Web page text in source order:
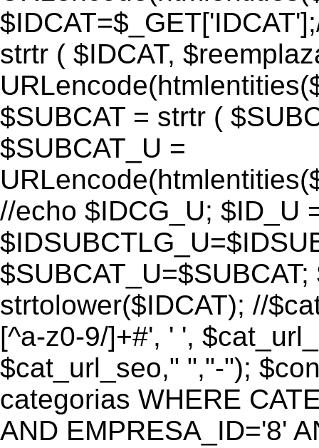
strtr ( $IDCAT,
$SUBCAT = strtr (
$SUBCAT_U =
//echo $IDCG_U; $ID_U
strtolower($IDCAT); //
[^a-z0-9/]+#', ' ',
$cat_url_seo," ","-");
categorias WHERE
AND EMPRESA_ID='8'